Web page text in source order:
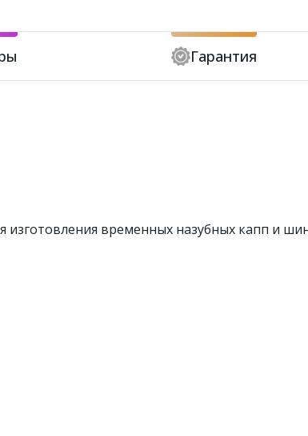
Гарантия
изготовления временных назубных капп и